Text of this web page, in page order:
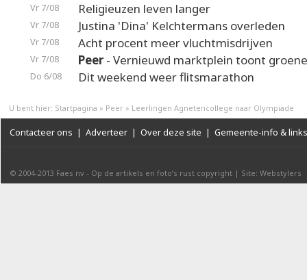
Vr 7/08 Religieuzen leven langer
Vr 7/08 Justina 'Dina' Kelchtermans overleden
Vr 7/08 Acht procent meer vluchtmisdrijven
Vr 7/08 Peer- Vernieuwd marktplein toont
Do 6/08 Dit weekend weer flitsmarathon
U bent hier: Startpagina » Peer » Leerlingen Agnetencollege naar Olympiade
Contacteer ons | Adverteer | Over deze site | Gemeente-info & links
© 2004-2013 Faes nv - Op de artikels en foto’s rust copyright | Site: Webstylers